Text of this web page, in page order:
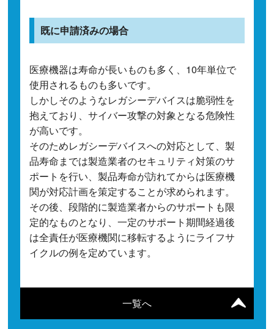
一覧へ
既に申請済みの場合
医療機器は寿命が長いものも多く、10年単位で
使用されるものも多いです。
しかしそのようなレガシーデバイスは脆弱性を
抱えており、サイバー攻撃の対象となる危険性
が高いです。
そのためレガシーデバイスへの対応として、製
品寿命までは製造業者のセキュリティ対策のサ
ポートを行い、製品寿命が訪れてからは医療機
関が対応計画を策定することが求められます。
その後、段階的に製造業者からのサポートも限
定的なものとなり、一定のサポート期間経過後
は全責任が医療機関に移転するようにライフサ
イクルの例を定めています。